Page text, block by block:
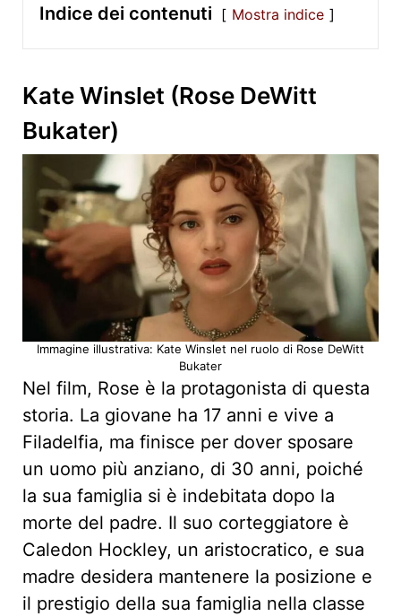
Indice dei contenuti Mostra indice
Kate Winslet (Rose DeWitt
Bukater)
Immagine illustrativa: Kate Winslet nel ruolo di Rose DeWitt
Bukater
Nel film, Rose è la protagonista di questa
storia. La giovane ha 17 anni e vive a
Filadelfia, ma finisce per dover sposare
un uomo più anziano, di 30 anni, poiché
la sua famiglia si è indebitata dopo la
morte del padre. Il suo corteggiatore è
Caledon Hockley, un aristocratico, e sua
madre desidera mantenere la posizione e
il prestigio della sua famiglia nella classe